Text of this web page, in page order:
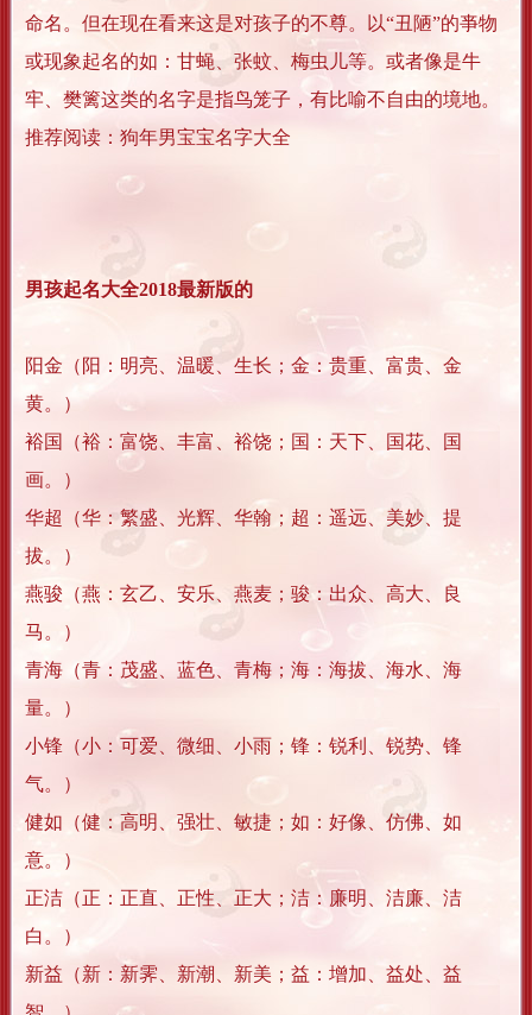
命名。但在现在看来这是对孩子的不尊。以“丑陋”的亊物
或现象起名的如：甘蝇、张蚊、梅虫儿等。或者像是牛
牢、樊篱这类的名字是指鸟笼子，有比喻不自由的境地。
推荐阅读：狗年男宝宝名字大全
男孩起名大全2018最新版的
阳金（阳：明亮、温暖、生长；金：贵重、富贵、金
黄。）
裕国（裕：富饶、丰富、裕饶；国：天下、国花、国
画。）
华超（华：繁盛、光辉、华翰；超：遥远、美妙、提
拔。）
燕骏（燕：玄乙、安乐、燕麦；骏：出众、高大、良
马。）
青海（青：茂盛、蓝色、青梅；海：海拔、海水、海
量。）
小锋（小：可爱、微细、小雨；锋：锐利、锐势、锋
气。）
健如（健：高明、强壮、敏捷；如：好像、仿佛、如
意。）
正洁（正：正直、正性、正大；洁：廉明、洁廉、洁
白。）
新益（新：新霁、新潮、新美；益：增加、益处、益